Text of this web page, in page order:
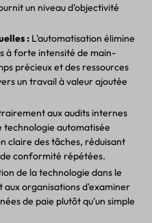
un niveau d'objectivité
:L'automatisation élimine
à forte intensité de main-
précieux et des ressources
un travail à valeur ajoutée
aux audits internes
technologie automatisée
claire des tâches, réduisant
conformité répétées.
de la technologie dans le
aux organisations d'examiner
de paie plutôt qu'un simple